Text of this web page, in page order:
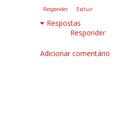
Responder Excluir
Respostas
Responder
Adicionar comentário